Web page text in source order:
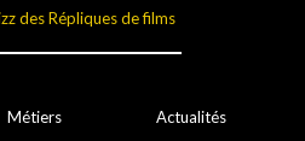
des Répliques de films
Métiers Actualités